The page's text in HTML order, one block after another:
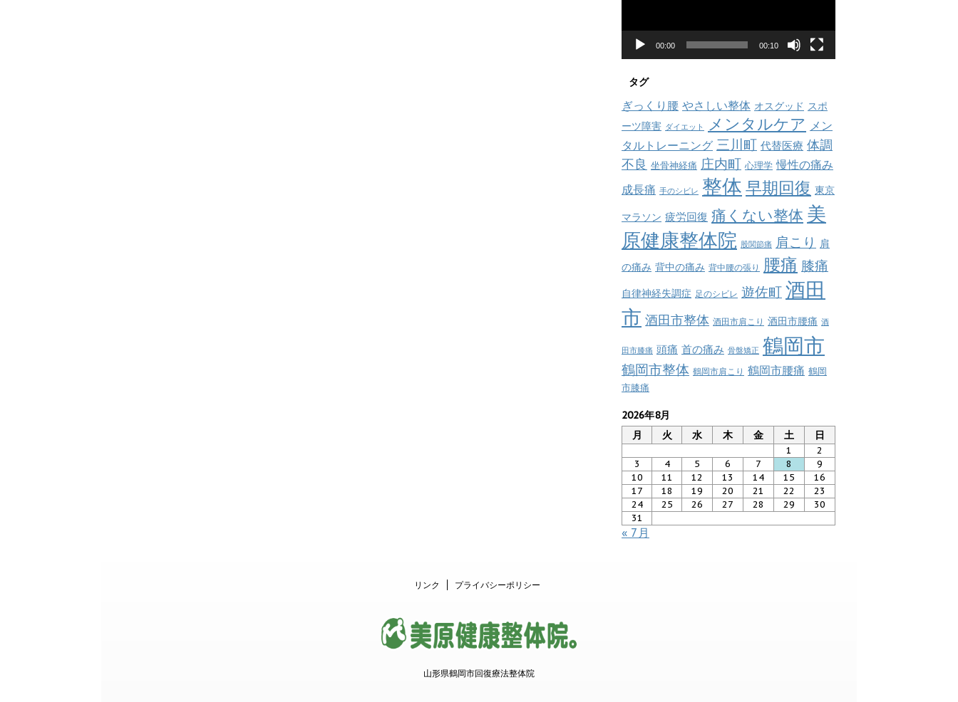
00:00 00:10
タグ
ぎっくり腰 やさしい整体 オスグッド スポ
ーツ障害 ダイエット メンタルケア メン
タルトレーニング 三川町 代替医療 体調
不良 坐骨神経痛 庄内町 心理学 慢性の痛み
成長痛 手のシビレ 整体 早期回復 東京
マラソン 疲労回復 痛くない整体 美
原健康整体院 股関節痛 肩こり 肩
の痛み 背中の痛み 背中腰の張り 腰痛 膝痛
自律神経失調症 足のシビレ 遊佐町 酒田
市 酒田市整体 酒田市肩こり 酒田市腰痛 酒
田市膝痛 頭痛 首の痛み 骨盤矯正 鶴岡市
鶴岡市整体 鶴岡市肩こり 鶴岡市腰痛 鶴岡
市膝痛
2026年8月
月
火 水 木 金 土 日
1
2
3
4 5 6 7 8
9
10
11 12 13 14 15
16
17
18 19 20 21 22
23
24
25 26 27 28 29
30
31
« 7月
リンク プライバシーポリシー
山形県鶴岡市回復療法整体院